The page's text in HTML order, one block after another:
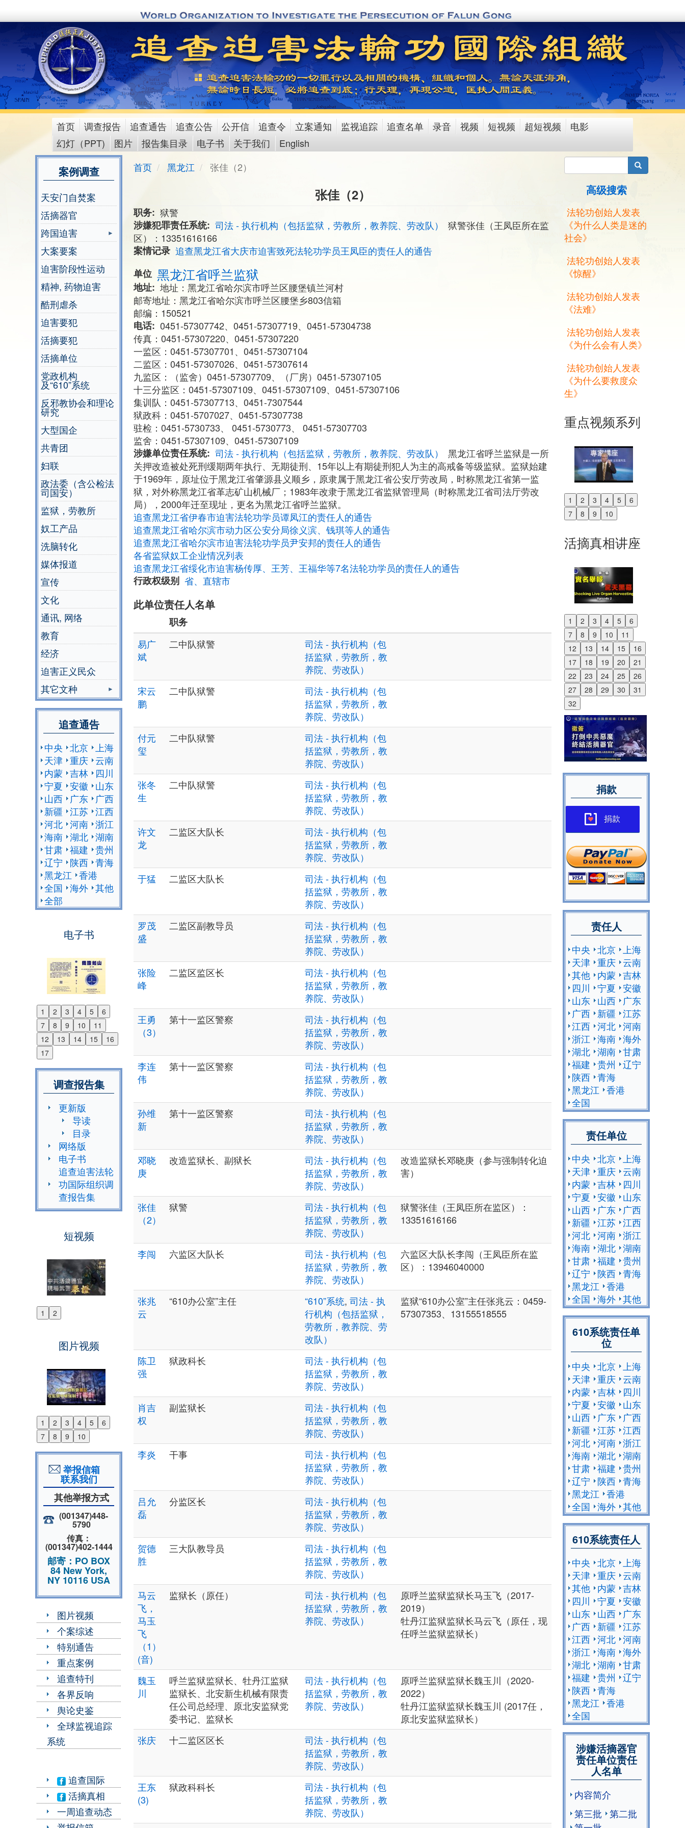
to
content
main
menu
首页 调查报告 追查通告 追查公告 公开信 追查令 立案通知 监视追踪 追查名单 录音 视频 短视频 超短视频
电影
幻灯（PPT)
图片 报告集目录 电子书 关于我们 English
案例调查
天安门自焚案
活摘器官
跨国迫害
大案要案
迫害阶段性运动
精神, 药物迫害
酷刑虐杀
迫害要犯
活摘要犯
活摘单位
党政机构
及“610”系统
反邪教协会和理论
研究
大型国企
共青团
妇联
政法委（含公检法
司国安）
监狱，劳教所
奴工产品
洗脑转化
媒体报道
宣传
文化
通讯, 网络
教育
经济
迫害正义民众
其它文种
追查通告
中央 北京 上海
天津 重庆 云南
内蒙 吉林
四川
宁夏 安徽
山东
山西
广东
广西
新疆 江苏 江西
河北 河南 浙江
海南 湖北 湖南
甘肃 福建 贵州
辽宁
陕西 青海
黑龙江 香港
全国 海外 其他
全部
电子书
1 2 3 4 5
6
7
8 9 10
11
12
13 14 15
16
17
Previous
Next
调查报告集
更新版
导读
目录
网络版
电子书
追查迫害法轮
功国际组织调
查报告集
短视频
1 2
Previous
图片视频
1 2 3 4 5
6
7
8 9 10
Previous
Next
举报信箱
联系我们
其他举报方式
(001347)448-
5790
传真：
(001347)402-1444
邮寄：PO BOX
84 New York,
NY 10116 USA
图片视频
个案综述
特别通告
重点案例
追查特刊
各界反响
舆论史鉴
全球监视追踪
系统
追查国际
活摘真相
一周追查动态
首页 黑龙江 张佳（2）
张佳（2）
职务
狱警
涉嫌犯罪责任系统
司法 - 执行机构（包括监狱，劳教所，教养院、劳改队）
狱警张佳（王凤臣所在监
区）：13351616166
案情记录 追查黑龙江省大庆市迫害致死法轮功学员王凤臣的责任人的通告
单位 黑龙江省呼兰监狱
地址
地址：黑龙江省哈尔滨市呼兰区腰堡镇兰河村
邮寄地址：黑龙江省哈尔滨市呼兰区腰堡乡803信箱
邮编：150521
电话
0451-57307742、0451-57307719、0451-57304738
传真：0451-57307220、0451-57307220
一监区：0451-57307701、0451-57307104
二监区：0451-57307026、0451-57307614
九监区：（监舍）0451-57307709、（厂房）0451-57307105
十三分监区：0451-57307109、0451-57307109、0451-57307106
集训队：0451-57307713、0451-7307544
狱政科：0451-5707027、0451-57307738
驻检：0451-5730733、 0451-5730773、 0451-57307703
监舍：0451-57307109、0451-57307109
涉嫌单位责任系统
司法 - 执行机构（包括监狱，劳教所，教养院、劳改队）
黑龙江省呼兰监狱是一所
关押改造被处死刑缓期两年执行、无期徒刑、15年以上有期徒刑犯人为主的高戒备等级监狱。监狱始建
于1969年，原址位于黑龙江省肇源县义顺乡，原隶属于黑龙江省公安厅劳改局，时称黑龙江省第一监
狱，对外称黑龙江省革志矿山机械厂；1983年改隶于黑龙江省监狱管理局（时称黑龙江省司法厅劳改
局），2000年迁至现址，更名为黑龙江省呼兰监狱。
追查黑龙江省伊春市迫害法轮功学员谭凤江的责任人的通告
追查黑龙江省哈尔滨市动力区公安分局徐义滨、钱琪等人的通告
追查黑龙江省哈尔滨市迫害法轮功学员尹安邦的责任人的通告
各省监狱奴工企业情况列表
追查黑龙江省绥化市迫害杨传厚、王芳、王福华等7名法轮功学员的责任人的通告
行政权级别 省、直辖市
此单位责任人名单
职务
易广
斌
二中队狱警
司法 - 执行机构（包
括监狱，劳教所，教
养院、劳改队）
宋云
鹏
二中队狱警
司法 - 执行机构（包
括监狱，劳教所，教
养院、劳改队）
付元
玺
二中队狱警
司法 - 执行机构（包
括监狱，劳教所，教
养院、劳改队）
张冬
生
二中队狱警
司法 - 执行机构（包
括监狱，劳教所，教
养院、劳改队）
许文
龙
二监区大队长
司法 - 执行机构（包
括监狱，劳教所，教
养院、劳改队）
于猛
二监区大队长
司法 - 执行机构（包
括监狱，劳教所，教
养院、劳改队）
罗茂
盛
二监区副教导员
司法 - 执行机构（包
括监狱，劳教所，教
养院、劳改队）
张险
峰
二监区监区长
司法 - 执行机构（包
括监狱，劳教所，教
养院、劳改队）
王勇
（3）
第十一监区警察
司法 - 执行机构（包
括监狱，劳教所，教
养院、劳改队）
李连
伟
第十一监区警察
司法 - 执行机构（包
括监狱，劳教所，教
养院、劳改队）
孙维
新
第十一监区警察
司法 - 执行机构（包
括监狱，劳教所，教
养院、劳改队）
邓晓
庚
改造监狱长、副狱长
司法 - 执行机构（包
括监狱，劳教所，教
养院、劳改队）
改造监狱长邓晓庚（参与强制转化迫
害）
张佳
（2）
狱警
司法 - 执行机构（包
括监狱，劳教所，教
养院、劳改队）
狱警张佳（王凤臣所在监区）：
13351616166
李闯 六监区大队长
司法 - 执行机构（包
括监狱，劳教所，教
养院、劳改队）
六监区大队长李闯（王凤臣所在监
区）：13946040000
张兆
云
“610办公室”主任 “610”系统, 司法 - 执
行机构（包括监狱，
劳教所，教养院、劳
改队）
监狱“610办公室”主任张兆云：0459-
57307353、13155518555
陈卫
强
狱政科长
司法 - 执行机构（包
括监狱，劳教所，教
养院、劳改队）
肖吉
权
副监狱长
司法 - 执行机构（包
括监狱，劳教所，教
养院、劳改队）
李炎
干事
司法 - 执行机构（包
括监狱，劳教所，教
养院、劳改队）
吕允
磊
分监区长
司法 - 执行机构（包
括监狱，劳教所，教
养院、劳改队）
贺德
胜
三大队教导员
司法 - 执行机构（包
括监狱，劳教所，教
养院、劳改队）
马云
飞，
马玉
飞
（1）
(音)
监狱长（原任）
司法 - 执行机构（包
括监狱，劳教所，教
养院、劳改队）
原呼兰监狱监狱长马玉飞（2017-
2019）
牡丹江监狱监狱长马云飞（原任，现
任呼兰监狱监狱长）
魏玉
川
呼兰监狱监狱长、牡丹江监狱
监狱长、北安新生机械有限责
任公司总经理、原北安监狱党
委书记、监狱长
司法 - 执行机构（包
括监狱，劳教所，教
养院、劳改队）
原呼兰监狱监狱长魏玉川（2020-
2022）
牡丹江监狱监狱长魏玉川 (2017任，
原北安监狱监狱长）
张庆
十二监区区长
司法 - 执行机构（包
括监狱，劳教所，教
养院、劳改队）
王东
(3)
狱政科科长
司法 - 执行机构（包
括监狱，劳教所，教
养院、劳改队）
搜索
高级搜索
法轮功创始人发表
《为什么人类是迷的
社会》
法轮功创始人发表
《惊醒》
法轮功创始人发表
《法难》
法轮功创始人发表
《为什么会有人类》
法轮功创始人发表
《为什么要救度众
生》
重点视频系列
1 2 3 4 5
6
7
8 9 10
Previous
Next
活摘真相讲座
1 2 3 4 5
6
7
8 9 10
11
12
13 14 15
16
17
18 19 20
21
22
23 24 25
26
27
28 29 30
31
32
Previous
Next
捐款
捐款
责任人
中央 北京
上海
天津 重庆 云南
其他 内蒙 吉林
四川
宁夏 安徽
山东 山西
广东
广西 新疆 江苏
江西 河北 河南
浙江 海南 海外
湖北 湖南 甘肃
福建 贵州
辽宁
陕西 青海
黑龙江 香港
全国
责任单位
中央 北京
上海
天津 重庆 云南
内蒙 吉林
四川
宁夏 安徽
山东
山西
广东
广西
新疆 江苏 江西
河北 河南 浙江
海南 湖北 湖南
甘肃 福建 贵州
辽宁
陕西 青海
黑龙江 香港
全国 海外 其他
610系统责任单
位
中央 北京
上海
天津 重庆 云南
内蒙 吉林
四川
宁夏 安徽
山东
山西
广东
广西
新疆 江苏 江西
河北 河南 浙江
海南 湖北 湖南
甘肃 福建 贵州
辽宁
陕西 青海
黑龙江 香港
全国 海外 其他
610系统责任人
中央 北京
上海
天津 重庆 云南
其他 内蒙 吉林
四川
宁夏 安徽
山东 山西
广东
广西 新疆 江苏
江西 河北 河南
浙江 海南 海外
湖北 湖南 甘肃
福建 贵州
辽宁
陕西 青海
黑龙江 香港
全国
涉嫌活摘器官
责任单位责任
人名单
内容简介
第三批
第二批